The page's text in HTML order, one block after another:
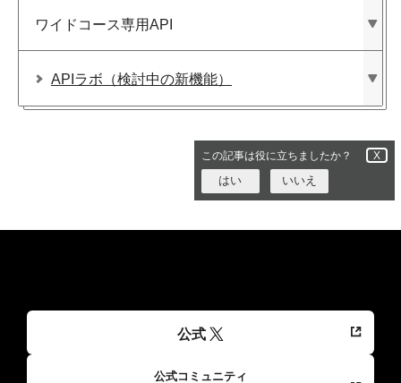
ワイドコース専用API
APIラボ​（検討中の​新機能）
この記事は役に立ちましたか？ X
はい いいえ
公式
公式コミュニティ